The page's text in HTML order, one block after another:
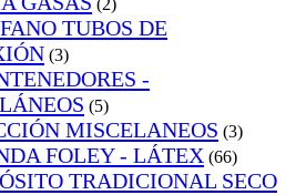
(2)
TUBOS DE
(3)
-
(5)
MISCELANEOS (3)
FOLEY - LÁTEX (66)
TRADICIONAL SECO